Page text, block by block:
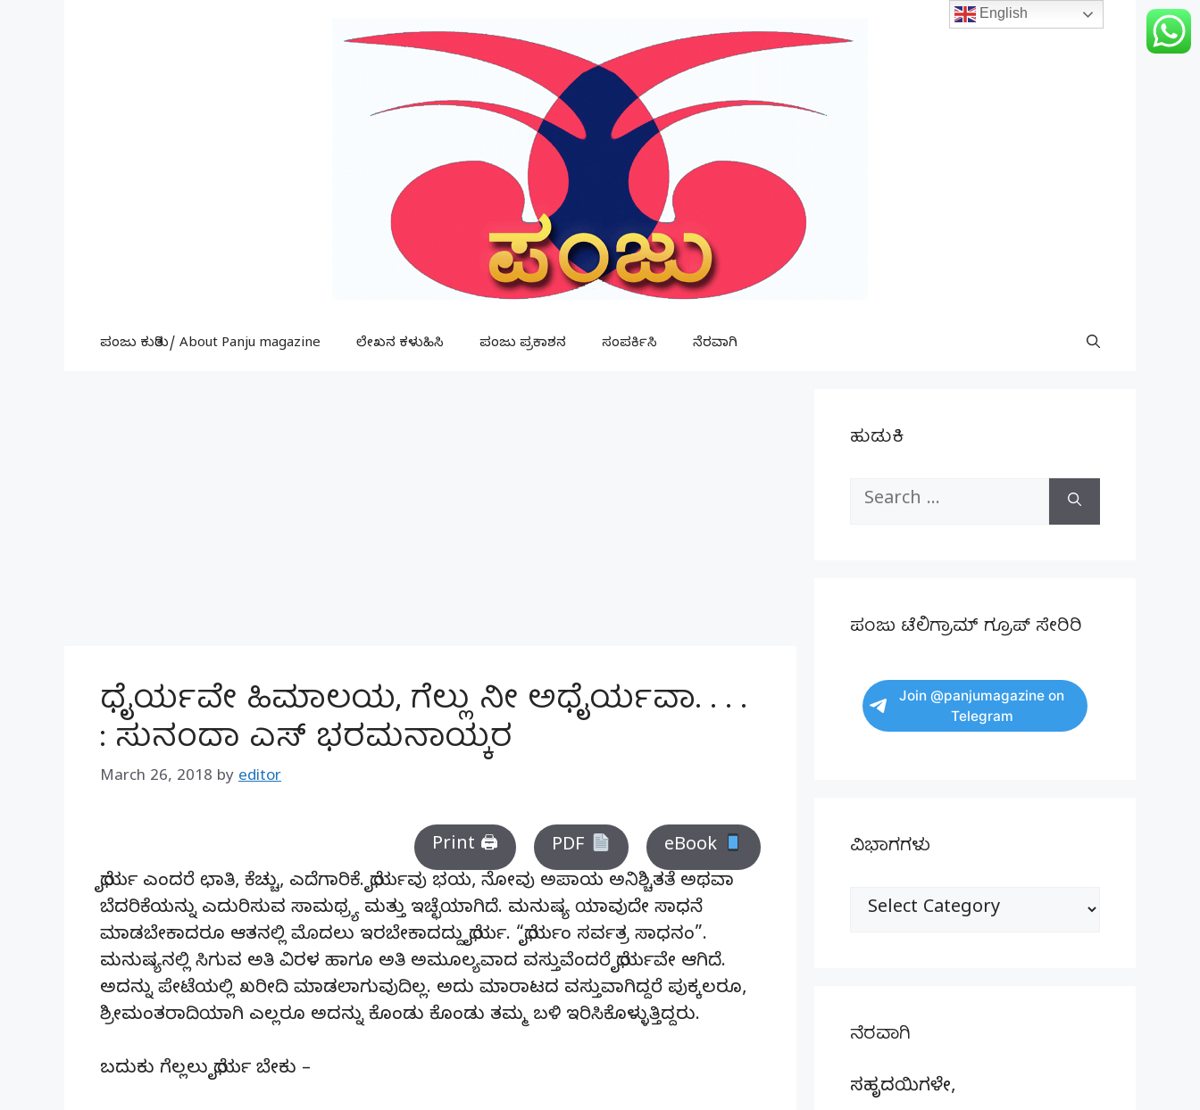
ಪಂಜು ಕುರಿತು/ About Panju magazine ಲೇಖನ ಕಳುಹಿಸಿ ಪಂಜು ಪ್ರಕಾಶನ ಸಂಪರ್ಕಿಸಿ ನೆರವಾಗಿ
ಧೈರ್ಯವೇ ಹಿಮಾಲಯ, ಗೆಲ್ಲು ನೀ ಅಧೈರ್ಯವಾ. . . .
: ಸುನಂದಾ ಎಸ್ ಭರಮನಾಯ್ಕರ
March 26, 2018 by editor
Print 🖨 PDF
eBook
ಧೈರ್ಯ ಎಂದರೆ ಛಾತಿ, ಕೆಚ್ಚು, ಎದೆಗಾರಿಕೆ. ಧೈರ್ಯವು ಭಯ, ನೋವು ಅಪಾಯ ಅನಿಶ್ಚಿತತೆ ಅಥವಾ
ಬೆದರಿಕೆಯನ್ನು ಎದುರಿಸುವ ಸಾಮಥ್ರ್ಯ ಮತ್ತು ಇಚ್ಛೆಯಾಗಿದೆ. ಮನುಷ್ಯ ಯಾವುದೇ ಸಾಧನೆ
ಮಾಡಬೇಕಾದರೂ ಆತನಲ್ಲಿ ಮೊದಲು ಇರಬೇಕಾದದ್ದು ಧೈರ್ಯ. “ಧೈರ್ಯಂ ಸರ್ವತ್ರ ಸಾಧನಂ”.
ಮನುಷ್ಯನಲ್ಲಿ ಸಿಗುವ ಅತಿ ವಿರಳ ಹಾಗೂ ಅತಿ ಅಮೂಲ್ಯವಾದ ವಸ್ತುವೆಂದರೆ ಧೈರ್ಯವೇ ಆಗಿದೆ.
ಅದನ್ನು ಪೇಟೆಯಲ್ಲಿ ಖರೀದಿ ಮಾಡಲಾಗುವುದಿಲ್ಲ. ಅದು ಮಾರಾಟದ ವಸ್ತುವಾಗಿದ್ದರೆ ಪುಕ್ಕಲರೂ,
ಶ್ರೀಮಂತರಾದಿಯಾಗಿ ಎಲ್ಲರೂ ಅದನ್ನು ಕೊಂಡು ಕೊಂಡು ತಮ್ಮ ಬಳಿ ಇರಿಸಿಕೊಳ್ಳುತ್ತಿದ್ದರು.
ಬದುಕು ಗೆಲ್ಲಲು ಧೈರ್ಯ ಬೇಕು –
ಹುಡುಕಿ
Search
ಪಂಜು ಟೆಲಿಗ್ರಾಮ್ ಗ್ರೂಪ್ ಸೇರಿರಿ
Join @panjumagazine on
Telegram
ವಿಭಾಗಗಳು
ವಿಭಾಗಗಳು
ನೆರವಾಗಿ
ಸಹೃದಯಿಗಳೇ,
English